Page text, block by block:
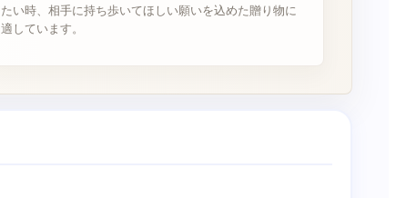
たい時、相手に持ち歩いてほしい願いを込めた贈り物に
適しています。